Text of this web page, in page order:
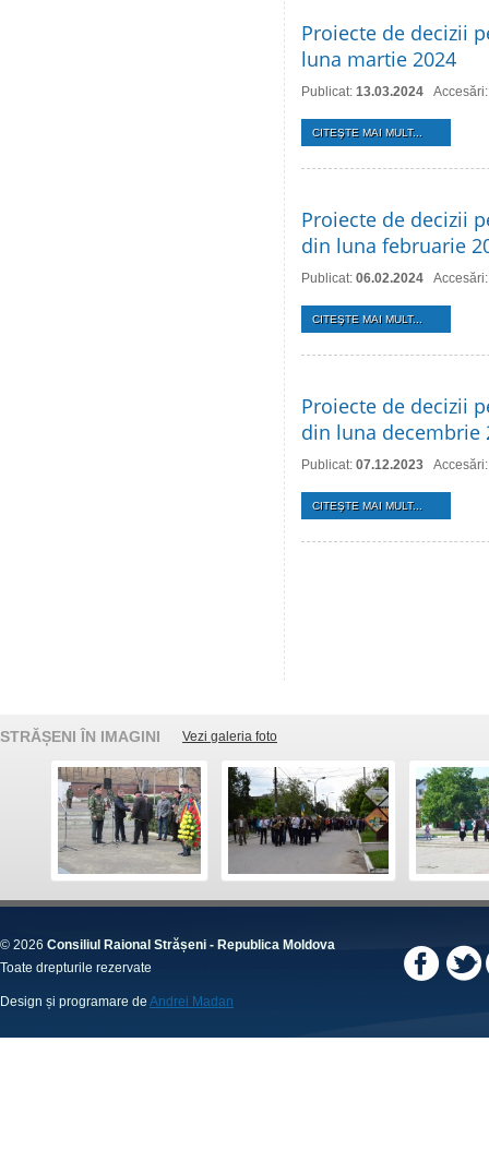
Proiecte de decizii
luna martie 2024
Publicat: 13.03.2024
CITEŞTE MAI MULT...
Proiecte de decizii
din luna februarie
Publicat: 06.02.2024
CITEŞTE MAI MULT...
Proiecte de decizii
din luna decembrie
Publicat: 07.12.2023
CITEŞTE MAI MULT...
STRĂȘENI ÎN IMAGINI Vezi galeria foto
© 2026 Consiliul Raional Strășeni - Republica Moldova
Toate drepturile rezervate
Design și programare de Andrei Madan